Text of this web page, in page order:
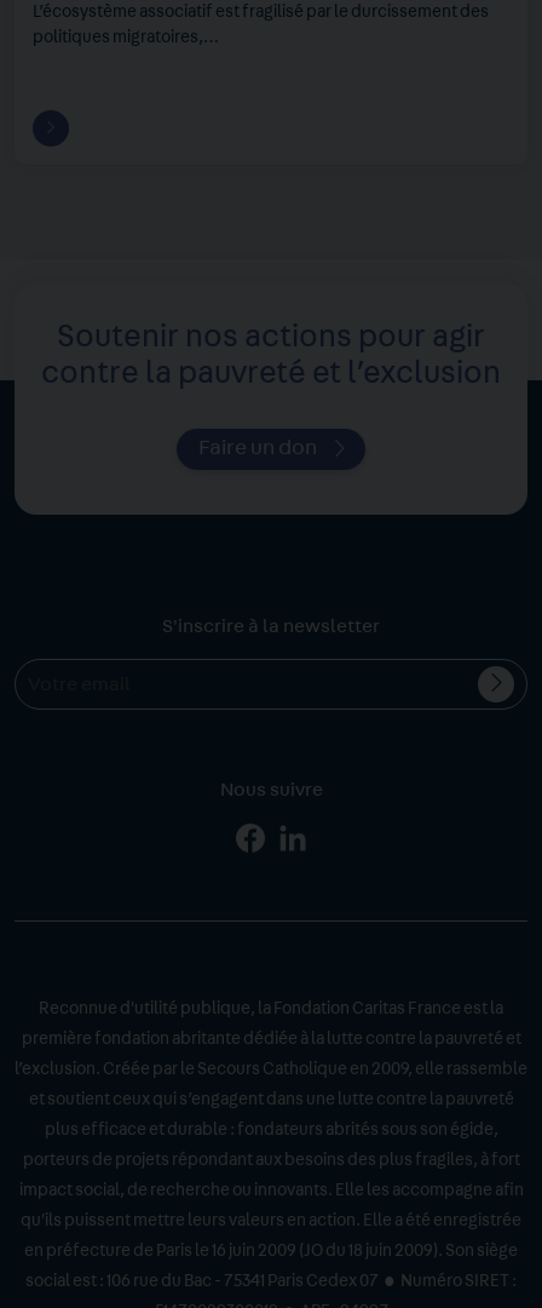
L’écosystème associatif est fragilisé par le durcissement des
politiques migratoires,…
Soutenir nos actions pour agir
contre la pauvreté et l’exclusion
Faire un don
S'inscrire à la newsletter
Nous suivre
Page Page
Reconnue d'utilité publique, la Fondation Caritas France est la
première fondation abritante dédiée à la lutte contre la pauvreté et
l’exclusion. Créée par le Secours Catholique en 2009, elle rassemble
et soutient ceux qui s’engagent dans une lutte contre la pauvreté
plus efficace et durable : fondateurs abrités sous son égide,
porteurs de projets répondant aux besoins des plus fragiles, à fort
impact social, de recherche ou innovants. Elle les accompagne afin
qu'ils puissent mettre leurs valeurs en action. Elle a été enregistrée
en préfecture de Paris le 16 juin 2009 (JO du 18 juin 2009). Son siège
social est : 106 rue du Bac - 75341 Paris Cedex 07 • Numéro SIRET :